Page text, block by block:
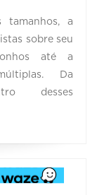
tamanhos, a
sobre seu
até a
Da
desses